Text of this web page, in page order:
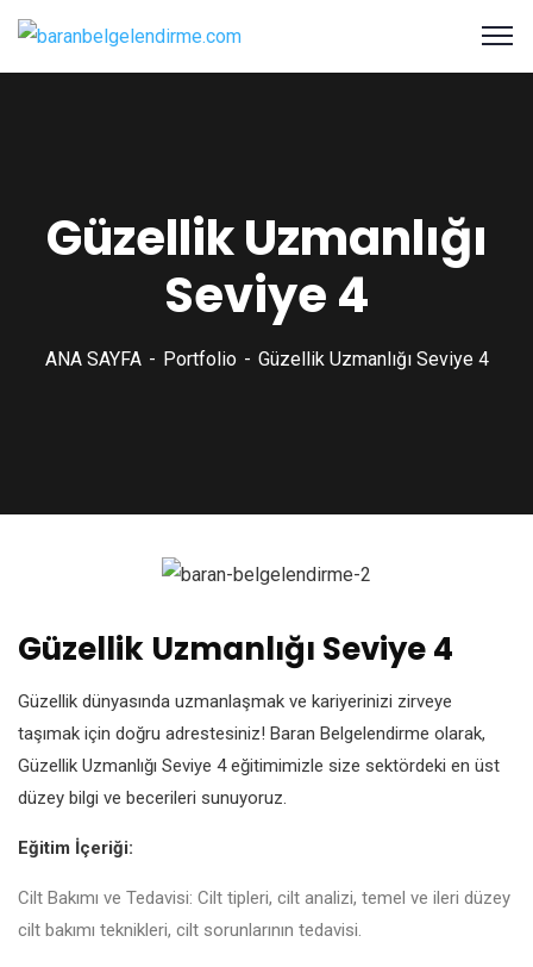
Güzellik Uzmanlığı
Seviye 4
ANA SAYFA Portfolio Güzellik Uzmanlığı Seviye 4
Güzellik Uzmanlığı Seviye 4
Güzellik dünyasında uzmanlaşmak ve kariyerinizi zirveye
taşımak için doğru adrestesiniz! Baran Belgelendirme olarak,
Güzellik Uzmanlığı Seviye 4 eğitimimizle size sektördeki en üst
düzey bilgi ve becerileri sunuyoruz.
Eğitim İçeriği:
Cilt Bakımı ve Tedavisi: Cilt tipleri, cilt analizi, temel ve ileri düzey
cilt bakımı teknikleri, cilt sorunlarının tedavisi.